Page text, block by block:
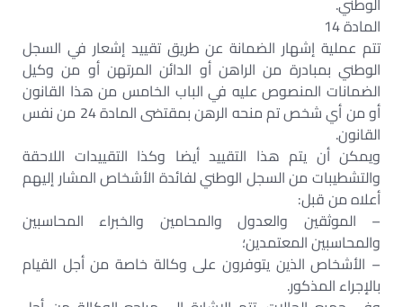
المادة 14
تتم عملية إشهار الضمانة عن طريق تقييد إشعار في السجل
الوطني بمبادرة من الراهن أو الدائن المرتهن أو من وكيل
الضمانات المنصوص عليه في الباب الخامس من هذا القانون
أو من أي شخص تم منحه الرهن بمقتضى المادة 24 من نفس
القانون.
ويمكن أن يتم هذا التقييد أيضا وكذا التقييدات اللاحقة
والتشطيبات من السجل الوطني لفائدة الأشخاص المشار إليهم
أعلاه من قبل:
– الموثقين والعدول والمحامين والخبراء المحاسبين
والمحاسبين المعتمدين؛
– الأشخاص الذين يتوفرون على وكالة خاصة من أجل القيام
بالإجراء المذكور.